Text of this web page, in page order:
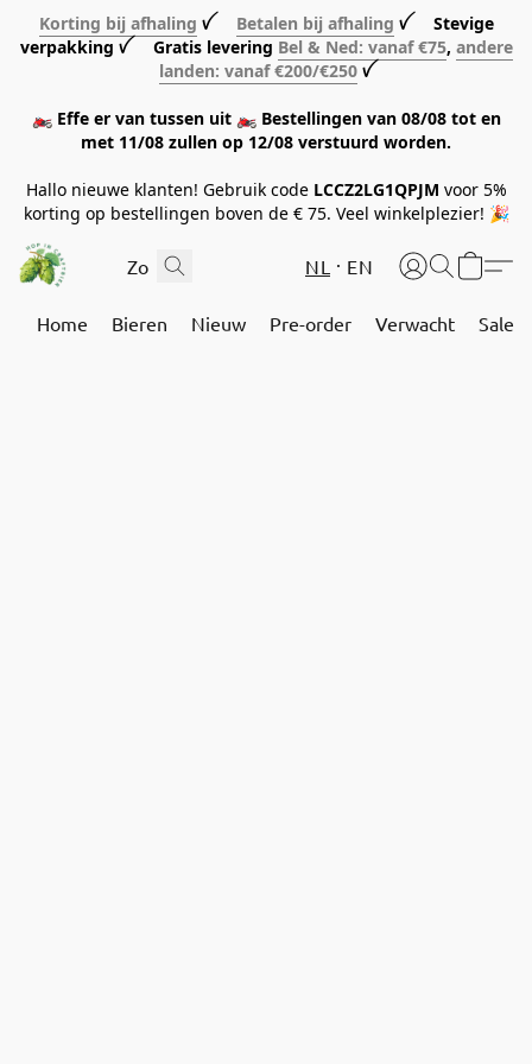
Korting bij afhaling ꪜ Betalen bij afhaling ꪜ Stevige
verpakking ꪜ Gratis levering Bel & Ned: vanaf €75, andere
landen: vanaf €200/€250 ꪜ
🏍️ Effe er van tussen uit 🏍️ Bestellingen van 08/08 tot en
met 11/08 zullen op 12/08 verstuurd worden.
Hallo nieuwe klanten! Gebruik code LCCZ2LG1QPJM voor 5%
korting op bestellingen boven de € 75. Veel winkelplezier! 🎉
NL EN
Home Bieren Nieuw Pre-order Verwacht Sale